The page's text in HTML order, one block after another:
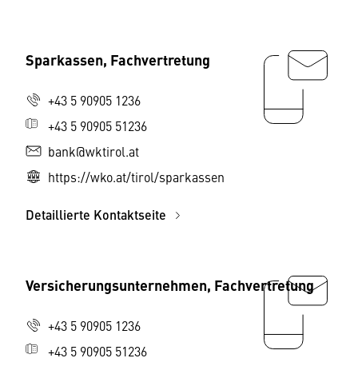
Sparkassen, Fachvertretung
+43 5 90905 1236
+43 5 90905 51236
bank@wktirol.at
https://wko.at/tirol/sparkassen
Detaillierte Kontaktseite
Versicherungsunternehmen, Fachvertretung
+43 5 90905 1236
+43 5 90905 51236